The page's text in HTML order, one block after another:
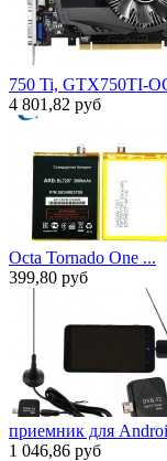
750 Ti, GTX750TI-
4 801,82 руб
Octa Tornado One ...
399,80 руб
приемник для
1 046,86 руб